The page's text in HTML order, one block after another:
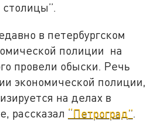
в петербургском
полиции на
провели обыски. Речь
экономической полиции,
на делах в
рассказал “Петроград”.